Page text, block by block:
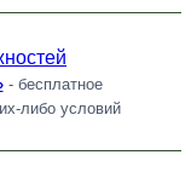
- бесплатное
либо условий